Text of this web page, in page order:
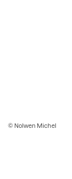
© Nolwen Michel